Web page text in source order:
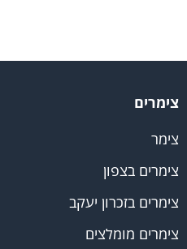
צימרים
צימר
צימרים בצפון
צימרים בזכרון יעקב
צימרים מומלצים